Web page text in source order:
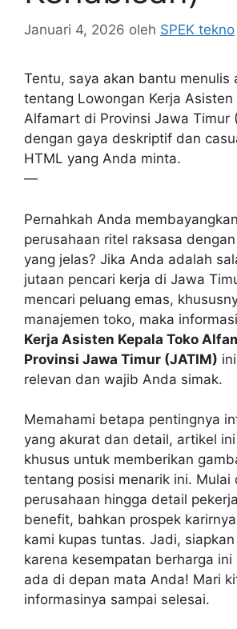
Januari 4, 2026 oleh SPEK tekno
Tentu, saya akan bantu menulis
tentang Lowongan Kerja Asisten
Alfamart di Provinsi Jawa Timur
dengan gaya deskriptif dan
HTML yang Anda minta.
—
Pernahkah Anda
perusahaan ritel raksasa
yang jelas? Jika Anda adalah
jutaan pencari kerja di Jawa
mencari peluang emas,
manajemen toko, maka informasi
Kerja Asisten Kepala Toko
Provinsi Jawa Timur (JATIM)
relevan dan wajib Anda simak.
Memahami betapa pentingnya
yang akurat dan detail, artikel
khusus untuk memberikan
tentang posisi menarik ini. Mulai
perusahaan hingga detail
benefit, bahkan prospek
kami kupas tuntas. Jadi,
karena kesempatan berharga ini
ada di depan mata Anda! Mari
informasinya sampai selesai.